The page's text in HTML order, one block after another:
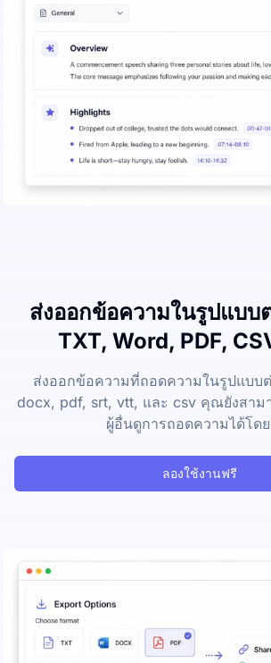
ส่งออกข้อความในรูปแบบ
TXT, Word, PDF,
ส่งออกข้อความที่ถอดความในรูปแบบ
docx, pdf, srt, vtt, และ csv คุณยังสาม
ผู้อื่นดูการถอดความได้โด
ลองใช้งานฟรี